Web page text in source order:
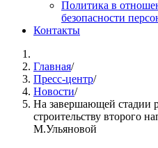
Политика в
безопасности
Контакты
Главная/
Пресс-центр/
Новости/
На завершающей стадии
строительству второго
М.Ульяновой